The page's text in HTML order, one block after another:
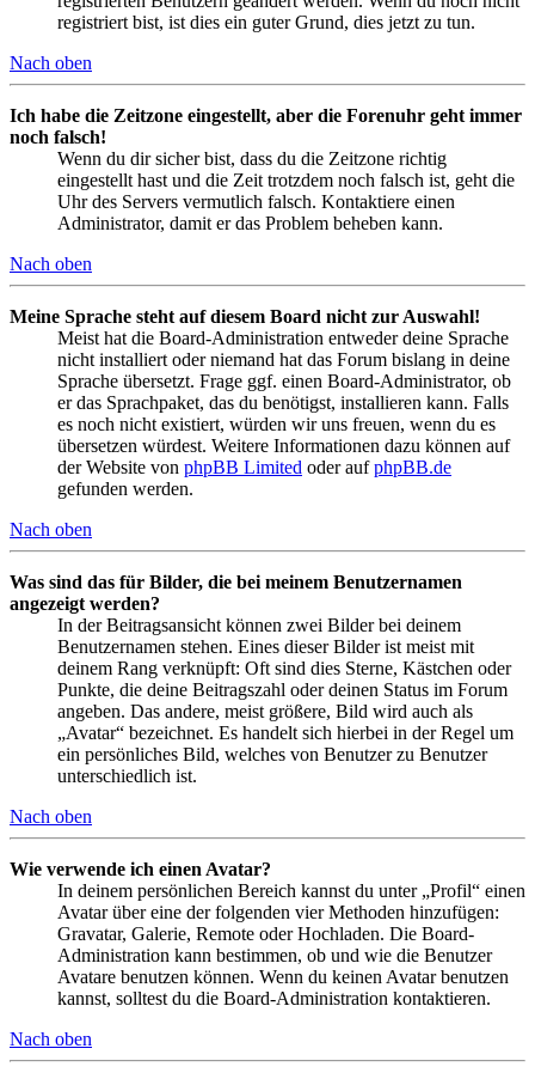
registriert bist, ist dies ein guter Grund, dies jetzt zu tun.
Nach oben
Ich habe die Zeitzone eingestellt, aber die Forenuhr geht immer
noch falsch!
Wenn du dir sicher bist, dass du die Zeitzone richtig
eingestellt hast und die Zeit trotzdem noch falsch ist, geht die
Uhr des Servers vermutlich falsch. Kontaktiere einen
Administrator, damit er das Problem beheben kann.
Nach oben
Meine Sprache steht auf diesem Board nicht zur Auswahl!
Meist hat die Board-Administration entweder deine Sprache
nicht installiert oder niemand hat das Forum bislang in deine
Sprache übersetzt. Frage ggf. einen Board-Administrator, ob
er das Sprachpaket, das du benötigst, installieren kann. Falls
es noch nicht existiert, würden wir uns freuen, wenn du es
übersetzen würdest. Weitere Informationen dazu können auf
der Website von phpBB Limited oder aufphpBB.de
gefunden werden.
Nach oben
Was sind das für Bilder, die bei meinem Benutzernamen
angezeigt werden?
In der Beitragsansicht können zwei Bilder bei deinem
Benutzernamen stehen. Eines dieser Bilder ist meist mit
deinem Rang verknüpft: Oft sind dies Sterne, Kästchen oder
Punkte, die deine Beitragszahl oder deinen Status im Forum
angeben. Das andere, meist größere, Bild wird auch als
„Avatar“ bezeichnet. Es handelt sich hierbei in der Regel um
ein persönliches Bild, welches von Benutzer zu Benutzer
unterschiedlich ist.
Nach oben
Wie verwende ich einen Avatar?
In deinem persönlichen Bereich kannst du unter „Profil“ einen
Avatar über eine der folgenden vier Methoden hinzufügen:
Gravatar, Galerie, Remote oder Hochladen. Die Board-
Administration kann bestimmen, ob und wie die Benutzer
Avatare benutzen können. Wenn du keinen Avatar benutzen
kannst, solltest du die Board-Administration kontaktieren.
Nach oben